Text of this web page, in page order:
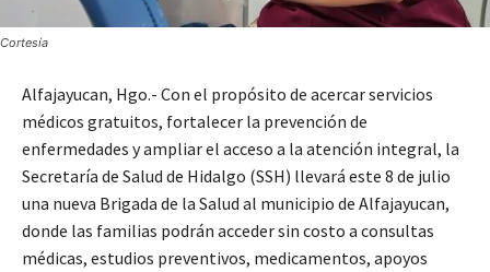
Cortesía
Alfajayucan, Hgo.- Con el propósito de acercar servicios
médicos gratuitos, fortalecer la prevención de
enfermedades y ampliar el acceso a la atención integral, la
Secretaría de Salud de Hidalgo (SSH) llevará este 8 de julio
una nueva Brigada de la Salud al municipio de Alfajayucan,
donde las familias podrán acceder sin costo a consultas
médicas, estudios preventivos, medicamentos, apoyos